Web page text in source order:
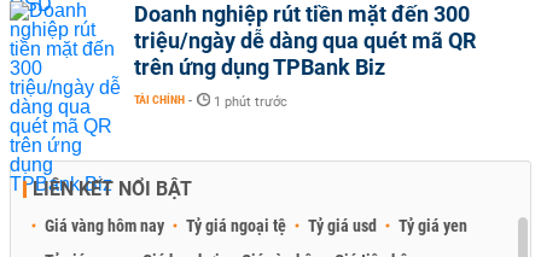
Doanh nghiệp rút tiền mặt đến 300
triệu/ngày dễ dàng qua quét mã QR
trên ứng dụng TPBank Biz
TÀI CHÍNH - 1 phút trước
LIÊN KẾT NỔI BẬT
Giá vàng hôm nay Tỷ giá ngoại tệ Tỷ giá usd
Tỷ giá yen